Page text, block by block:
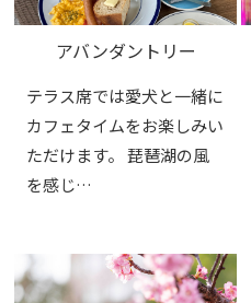
アバンダントリー
テラス席では愛犬と一緒に
カフェタイムをお楽しみい
ただけます。 琵琶湖の風
を感じ…